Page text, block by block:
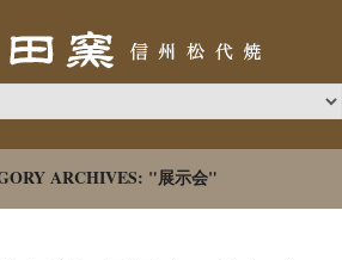
ARCHIVES: "展示会"